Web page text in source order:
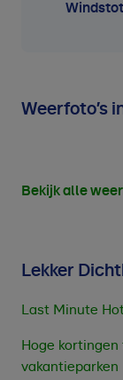
Weerfoto’s
Bekijk alle
Lekker
Last Minute
Hoge
vakantieparken